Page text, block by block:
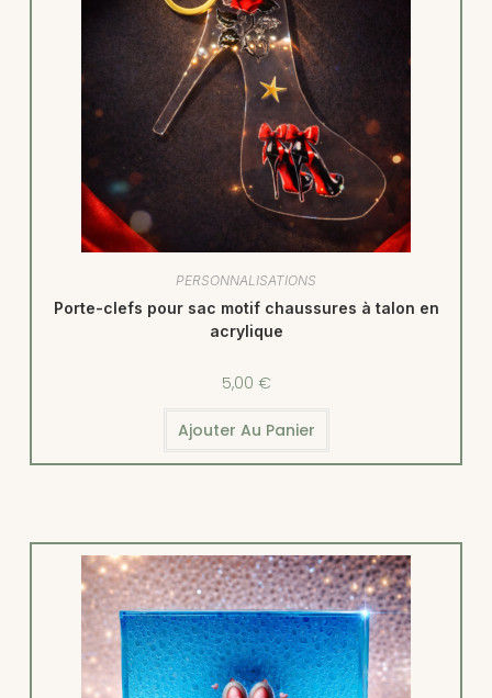
PERSONNALISATIONS
Porte-clefs pour sac motif chaussures à talon en
acrylique
5,00 €
Ajouter Au Panier